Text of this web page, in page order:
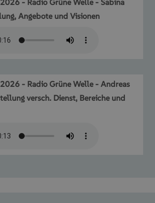
- Radio Grüne Welle - Sabina
Angebote und Visionen
- Radio Grüne Welle - Andreas
versch. Dienst, Bereiche und